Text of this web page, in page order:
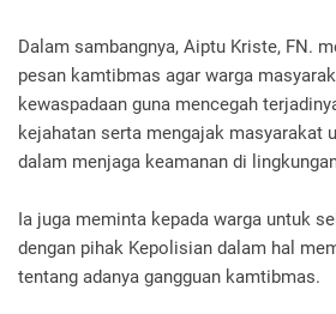
Dalam sambangnya, Aiptu Kriste, FN.
pesan kamtibmas agar warga
kewaspadaan guna mencegah
kejahatan serta mengajak masyarakat
dalam menjaga keamanan di
Ia juga meminta kepada warga untuk
dengan pihak Kepolisian dalam hal
tentang adanya gangguan kamtibmas.